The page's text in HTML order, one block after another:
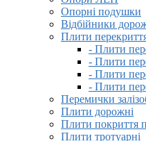
Опорні подушки
Відбійники
Плити
- Плити
- Плити
- Плити
- Плити
Перемички
Плити дорожні
Плити покриття
Плити тротуарні